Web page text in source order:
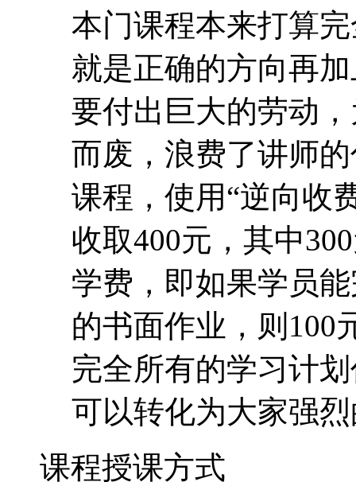
本门课程本来打算
就是正确的方向再
要付出巨大的劳动
而废，浪费了讲师
课程，使用“逆向收
收取400元，其中
学费，即如果学员
的书面作业，则100
完全所有的学习计
可以转化为大家强
课程授课方式